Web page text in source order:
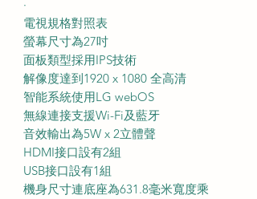
·
電視規格對照表
螢幕尺寸為27吋
面板類型採用IPS技術
解像度達到1920 x 1080 全高清
智能系統使用LG webOS
無線連接支援Wi-Fi及藍牙
音效輸出為5W x 2立體聲
HDMI接口設有2組
USB接口設有1組
機身尺寸連底座為631.8毫米寬度乘